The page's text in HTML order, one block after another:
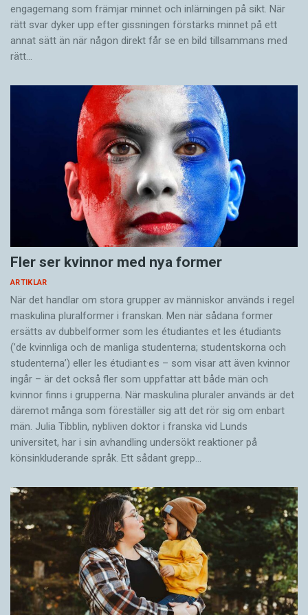
engagemang som främjar minnet och inlärningen på sikt. När
rätt svar dyker upp efter gissningen förstärks minnet på ett
annat sätt än när någon direkt får se en bild tillsammans med
rätt…
Fler ser kvinnor med nya former
ARTIKLAR
När det handlar om stora grupper av människor används i regel
maskulina pluralformer i franskan. Men när sådana ­former
ersätts av dubbel­former som les étudiantes et les étudiants
(’de kvinnliga och de manliga studenterna; studentskorna och
studenterna’) eller les étudiant·es – som visar att även kvinnor
ingår – är det också fler som uppfattar att både män och
kvinnor finns i grupperna. När maskulina pluraler används är det
där­emot många som föreställer sig att det rör sig om enbart
män. Julia Tibblin, nybliven doktor i franska vid Lunds
universitet, har i sin avhandling undersökt reaktioner på
könsinkluderande språk. Ett sådant grepp…